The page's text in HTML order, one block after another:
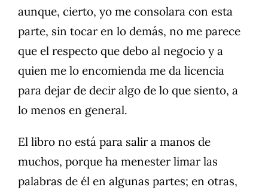
aunque, cierto, yo me consolara con esta
parte, sin tocar en lo demás, no me parece
que el respecto que debo al negocio y a
quien me lo encomienda me da licencia
para dejar de decir algo de lo que siento, a
lo menos en general.
El libro no está para salir a manos de
muchos, porque ha menester limar las
palabras de él en algunas partes; en otras,